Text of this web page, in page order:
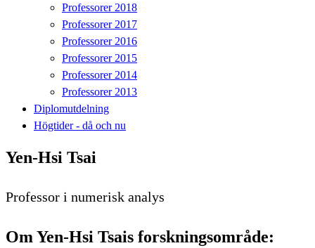
Professorer 2018
Professorer 2017
Professorer 2016
Professorer 2015
Professorer 2014
Professorer 2013
Diplomutdelning
Högtider - då och nu
Yen-Hsi Tsai
Professor i numerisk analys
Om Yen-Hsi Tsais forskningsområde: